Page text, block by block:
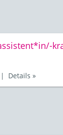
Details »